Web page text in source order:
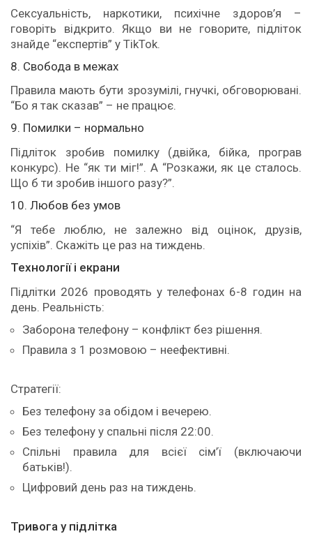
Сексуальність, наркотики, психічне здоров’я –
говоріть відкрито. Якщо ви не говорите, підліток
знайде “експертів” у TikTok.
8. Свобода в межах
Правила мають бути зрозумілі, гнучкі, обговорювані.
“Бо я так сказав” – не працює.
9. Помилки – нормально
Підліток зробив помилку (двійка, бійка, програв
конкурс). Не “як ти міг!”. А “Розкажи, як це сталось.
Що б ти зробив іншого разу?”.
10. Любов без умов
“Я тебе люблю, не залежно від оцінок, друзів,
успіхів”. Скажіть це раз на тиждень.
Технології і екрани
Підлітки 2026 проводять у телефонах 6-8 годин на
день. Реальність:
Заборона телефону – конфлікт без рішення.
Правила з 1 розмовою – неефективні.
Стратегії:
Без телефону за обідом і вечерею.
Без телефону у спальні після 22:00.
Спільні правила для всієї сім’ї (включаючи
батьків!).
Цифровий день раз на тиждень.
Тривога у підлітка